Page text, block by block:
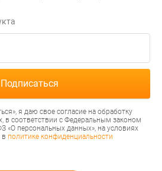
я даю свое согласие на обработку
в соответствии с Федеральным законом
«О персональных данных», на условиях
в политике конфиденциальности